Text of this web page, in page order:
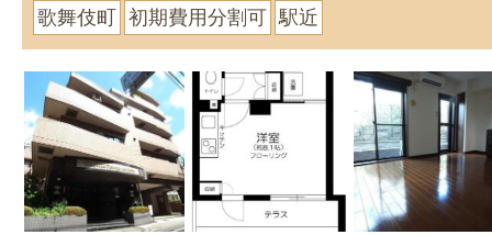
歌舞伎町 初期費用分割可 駅近